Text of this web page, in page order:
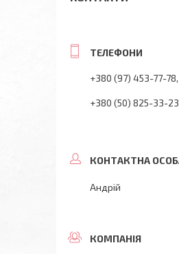
+380 (97) 453-77-78
+380 (50) 825-33-23
Андрій